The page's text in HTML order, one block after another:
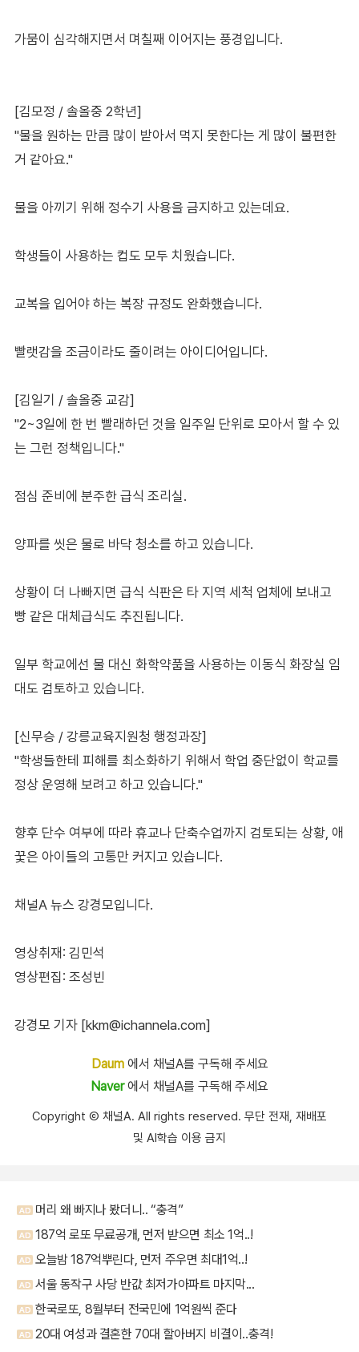
가뭄이 심각해지면서 며칠째 이어지는 풍경입니다.
[김모정 / 솔올중 2학년]
"물을 원하는 만큼 많이 받아서 먹지 못한다는 게 많이 불편한
거 같아요."
물을 아끼기 위해 정수기 사용을 금지하고 있는데요.
학생들이 사용하는 컵도 모두 치웠습니다.
교복을 입어야 하는 복장 규정도 완화했습니다.
빨랫감을 조금이라도 줄이려는 아이디어입니다.
[김일기 / 솔올중 교감]
"2~3일에 한 번 빨래하던 것을 일주일 단위로 모아서 할 수 있
는 그런 정책입니다."
점심 준비에 분주한 급식 조리실.
양파를 씻은 물로 바닥 청소를 하고 있습니다.
상황이 더 나빠지면 급식 식판은 타 지역 세척 업체에 보내고
빵 같은 대체급식도 추진됩니다.
일부 학교에선 물 대신 화학약품을 사용하는 이동식 화장실 임
대도 검토하고 있습니다.
[신무승 / 강릉교육지원청 행정과장]
"학생들한테 피해를 최소화하기 위해서 학업 중단없이 학교를
정상 운영해 보려고 하고 있습니다."
향후 단수 여부에 따라 휴교나 단축수업까지 검토되는 상황, 애
꿏은 아이들의 고통만 커지고 있습니다.
채널A 뉴스 강경모입니다.
영상취재: 김민석
영상편집: 조성빈
강경모 기자 [kkm@ichannela.com]
Daum에서 채널A를 구독해 주세요
Naver에서 채널A를 구독해 주세요
Copyright Ⓒ 채널A. All rights reserved. 무단 전재, 재배포
및 AI학습 이용 금지